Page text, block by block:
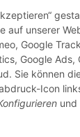
&
,
auf unserer
Google
Google Ads,
Sie können
Icon
und